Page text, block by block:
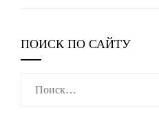
ПОИСК ПО САЙТУ